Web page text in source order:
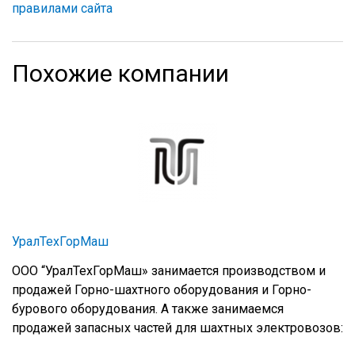
правилами сайта
Похожие компании
УралТехГорМаш
ООО “УралТехГорМаш» занимается производством и
продажей Горно-шахтного оборудования и Горно-
бурового оборудования. А также занимаемся
продажей запасных частей для шахтных электровозов: